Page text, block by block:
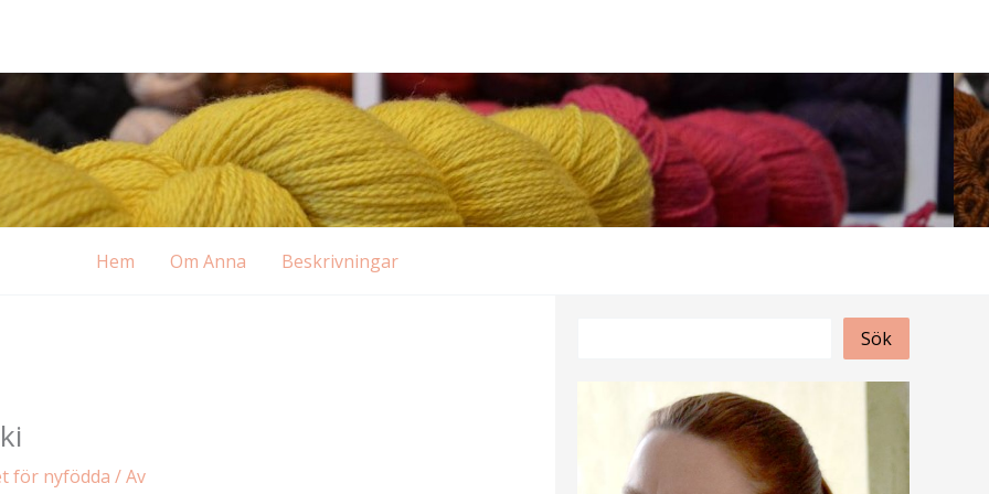
Hem Om Anna Beskrivningar
för nyfödda / Av
Sök